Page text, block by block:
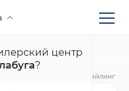
центр
?
C5, I Рестайлинг